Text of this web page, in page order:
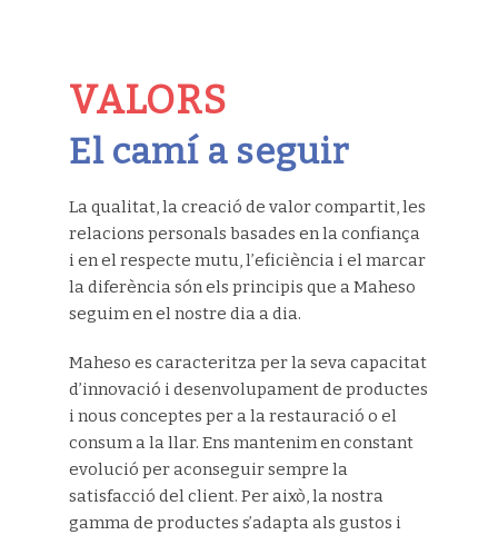
VALORS
El camí a seguir
La qualitat, la creació de valor compartit, les
relacions personals basades en la confiança
i en el respecte mutu, l’eficiència i el marcar
la diferència són els principis que a Maheso
seguim en el nostre dia a dia.
Maheso es caracteritza per la seva capacitat
d’innovació i desenvolupament de productes
i nous conceptes per a la restauració o el
consum a la llar. Ens mantenim en constant
evolució per aconseguir sempre la
satisfacció del client. Per això, la nostra
gamma de productes s’adapta als gustos i